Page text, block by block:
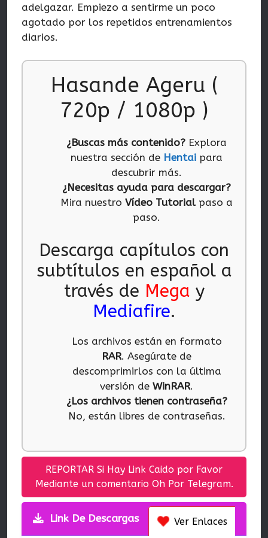
adelgazar. Empiezo a sentirme un poco
agotado por los repetidos entrenamientos
diarios.
Hasande Ageru (
720p / 1080p )
¿Buscas más contenido? Explora
nuestra sección de Hentai para
descubrir más.
¿Necesitas ayuda para descargar?
Mira nuestroVídeo Tutorialpaso a
paso.
Descarga capítulos con
subtítulos en español a
través de Mega y
Mediafire.
Los archivos están en formato
RAR. Asegúrate de
descomprimirlos con la última
versión deWinRAR.
¿Los archivos tienen contraseña?
No, están libres de contraseñas.
REPORTAR Si Hay Link Caido por Favor
Mediante un comentario Oh Por Telegram.
Link De Descargas Ver Enlaces